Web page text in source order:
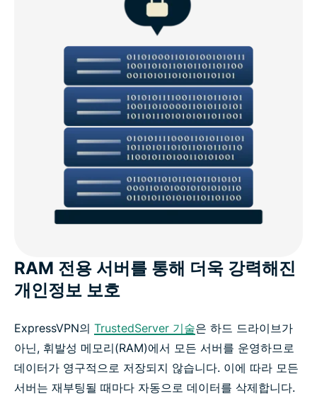
RAM 전용 서버를 통해 더욱 강력해진
개인정보 보호
ExpressVPN의 TrustedServer 기술은 하드 드라이브가
아닌, 휘발성 메모리(RAM)에서 모든 서버를 운영하므로
데이터가 영구적으로 저장되지 않습니다. 이에 따라 모든
서버는 재부팅될 때마다 자동으로 데이터를 삭제합니다.